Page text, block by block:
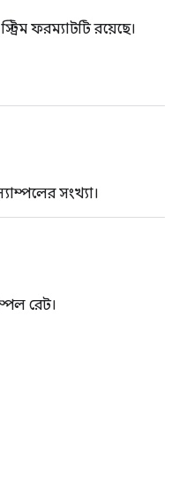
ফরম্যাটটি রয়েছে।
সংখ্যা।
রেট।